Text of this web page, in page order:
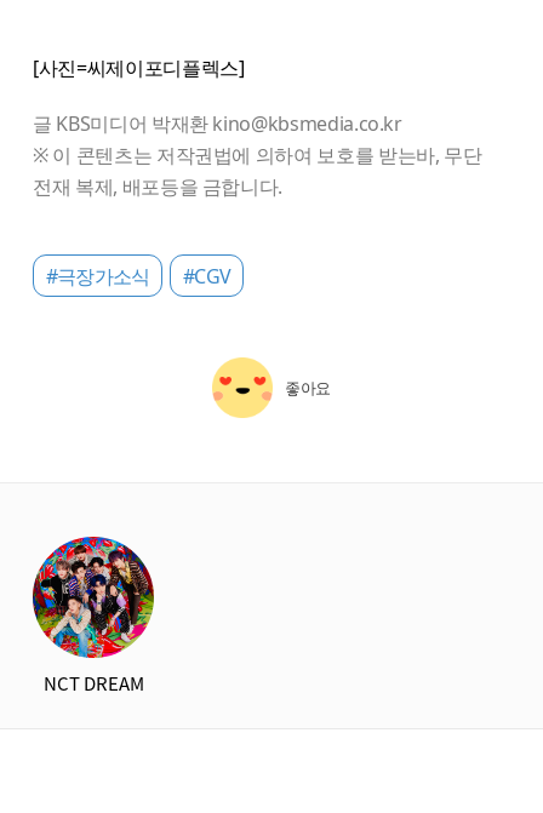
[사진=씨제이포디플렉스]
글 KBS미디어 박재환 kino@kbsmedia.co.kr
※ 이 콘텐츠는 저작권법에 의하여 보호를 받는바, 무단
전재 복제, 배포등을 금합니다.
#극장가소식 #CGV
좋아요
NCT DREAM